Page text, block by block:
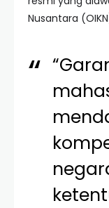
Nusantara